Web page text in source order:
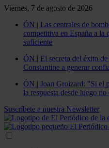
Viernes, 7 de agosto de 2026
ÓN | Las centrales de
competitiva en España a la
suficiente
ÓN | El secreto del éxito
Constantine a generar
ÓN | Joan Groizard: "Si el
la respuesta desde luego
Suscríbete a nuestra Newsletter